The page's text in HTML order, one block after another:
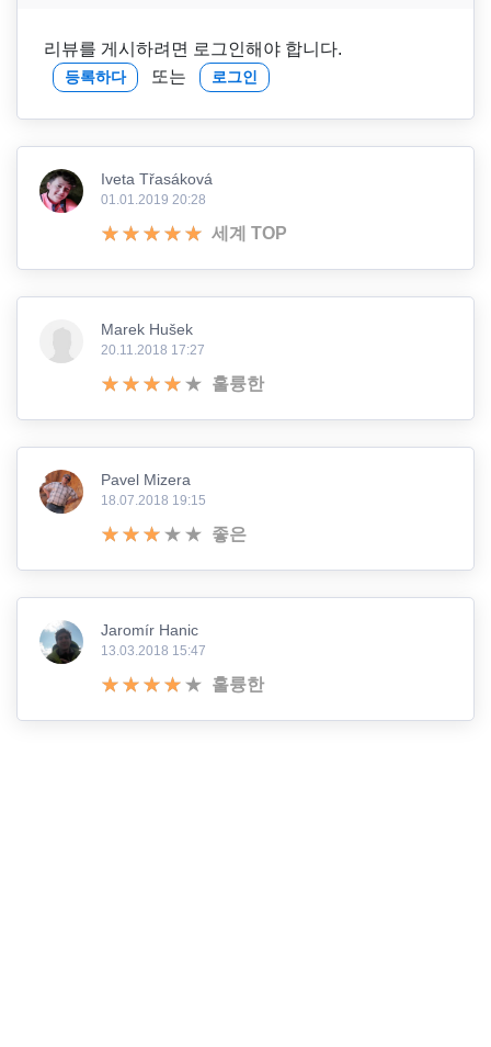
리뷰를 게시하려면 로그인해야 합니다.
등록하다 또는 로그인
Iveta Třasáková
01.01.2019 20:28
세계 TOP
Marek Hušek
20.11.2018 17:27
훌륭한
Pavel Mizera
18.07.2018 19:15
좋은
Jaromír Hanic
13.03.2018 15:47
훌륭한